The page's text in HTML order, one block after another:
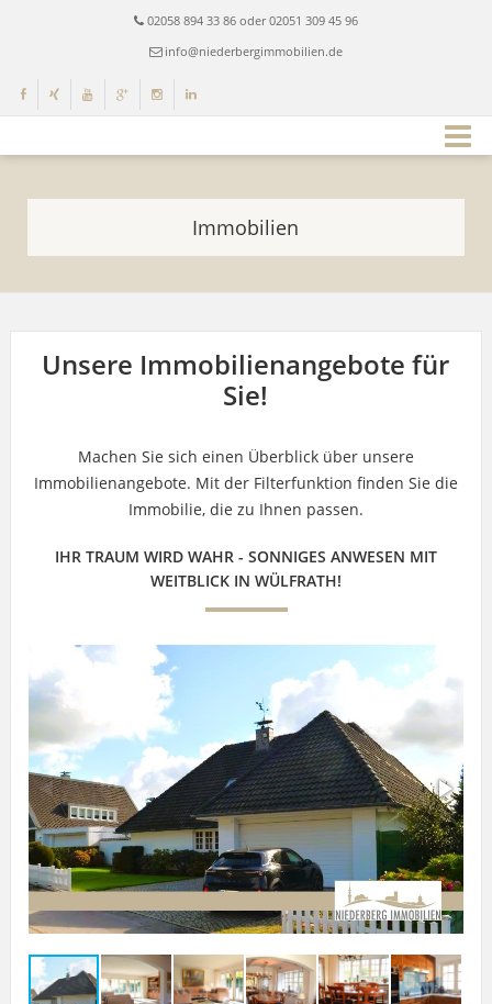
02058 894 33 86 oder 02051 309 45 96
info@niederbergimmobilien.de
Immobilien
Unsere Immobilienangebote für
Sie!
Machen Sie sich einen Überblick über unsere
Immobilienangebote. Mit der Filterfunktion finden Sie die
Immobilie, die zu Ihnen passen.
IHR TRAUM WIRD WAHR - SONNIGES ANWESEN MIT
WEITBLICK IN WÜLFRATH!